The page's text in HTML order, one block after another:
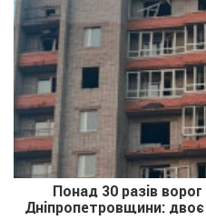
Понад 30 разів
Дніпропетровщини: